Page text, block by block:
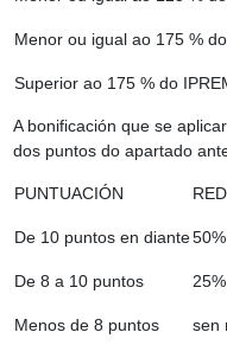
Menor ou igual ao 175 %
Superior ao 175 % do
A bonificación que se
dos puntos do apartado
PUNTUACIÓN
De 10 puntos en diante50%
De 8 a 10 puntos 25%
Menos de 8 puntos sen